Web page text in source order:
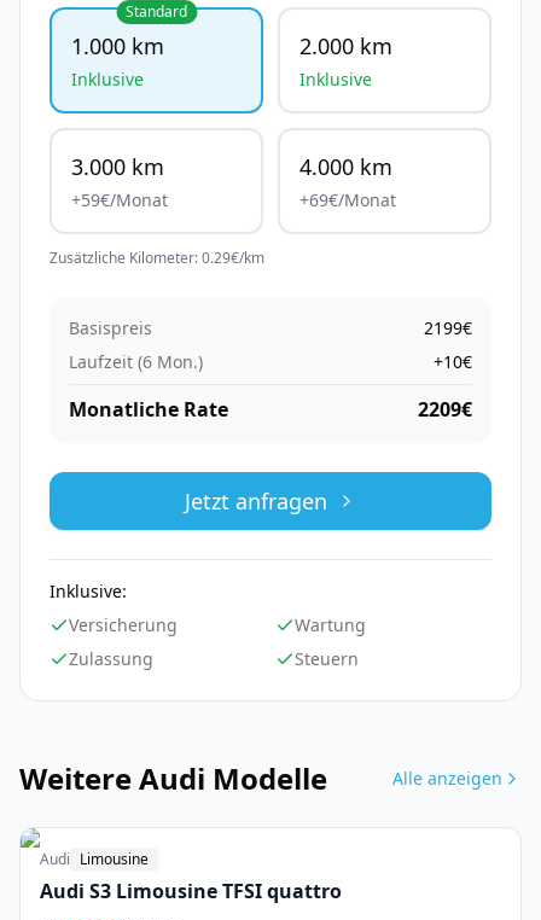
Standard
1.000 km
Inklusive
2.000 km
Inklusive
3.000 km
+59€/Monat
4.000 km
+69€/Monat
Zusätzliche Kilometer:0.29€/km
Basispreis 2199€
Laufzeit (6 Mon.) +10€
Monatliche Rate 2209€
Jetzt anfragen
Inklusive:
Versicherung
Wartung
Zulassung
Steuern
WeitereAudi Modelle Alle anzeigen
Audi Limousine
Audi S3 Limousine TFSI quattro